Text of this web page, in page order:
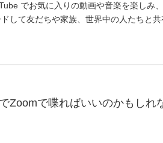
でお気に入りの動画や音楽を楽しみ
ドして友だちや家族、世界中の人たちと共
Zoomで喋ればいいのかもしれ